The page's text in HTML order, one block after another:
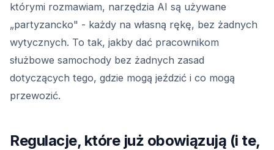
którymi rozmawiam, narzędzia AI są używane
„partyzancko" - każdy na własną rękę, bez żadnych
wytycznych. To tak, jakby dać pracownikom
służbowe samochody bez żadnych zasad
dotyczących tego, gdzie mogą jeździć i co mogą
przewozić.
Regulacje, które już obowiązują (i te,